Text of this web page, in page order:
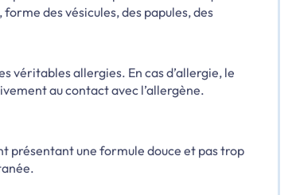
des vésicules, des papules, des
véritables allergies. En cas d’allergie, le
au contact avec l’allergène.
présentant une formule douce et pas trop